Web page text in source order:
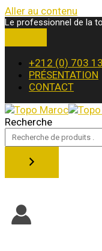
Aller au contenu
Le professionnel de la
+212 (0) 703
PRÉSENTATION
CONTACT
Recherche